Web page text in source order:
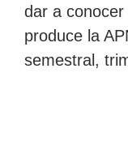
dar a
produce la
semestral,